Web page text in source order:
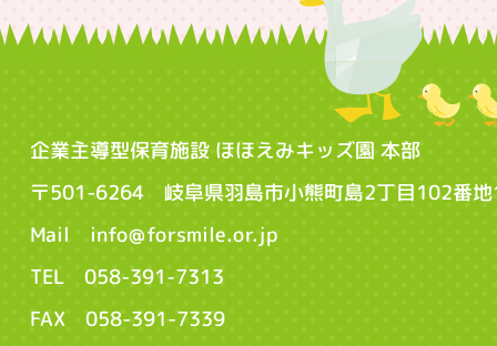
企業主導型保育施設 ほほえみキッズ園 本部
〒501-6264 岐阜県羽島市小熊町島2丁目102番
Mail info@forsmile.or.jp
TEL 058-391-7313
FAX 058-391-7339